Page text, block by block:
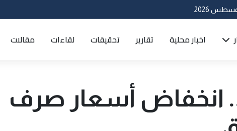
اخبار محلية تقارير تحقيقات لقاءات مقالات
انخفاض أسعار صرف